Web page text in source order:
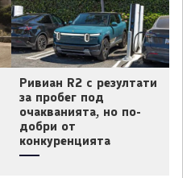
Ривиан R2 с резултати
за пробег под
очакванията, но по-
добри от
конкуренцията